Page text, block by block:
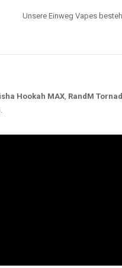
Unsere Einweg Vapes
Hookah MAX, RandM